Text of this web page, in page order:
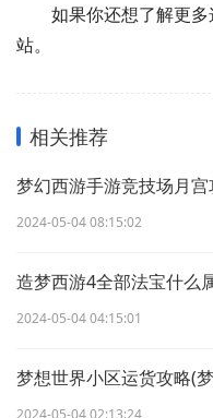
如果你还想了解更
站。
相关推荐
梦幻西游手游竞技场月
2024-05-04 08:15:02
造梦西游4全部法宝什么
2024-05-04 04:15:01
梦想世界小区运货攻略(
2024-05-04 02:13:24